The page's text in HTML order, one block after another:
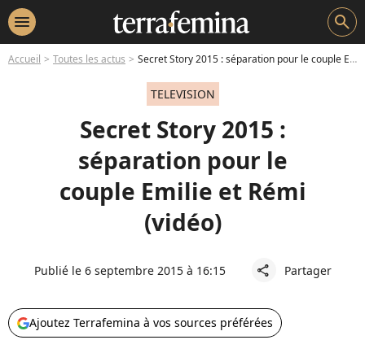
menu search
Accueil Toutes les actus Secret Story 2015 : séparation pour le couple Emilie et Rémi (vidéo)
TELEVISION
Secret Story 2015 :
séparation pour le
couple Emilie et Rémi
(vidéo)
Publié le 6 septembre 2015 à 16:15 share Partager
Ajoutez Terrafemina à vos sources préférées